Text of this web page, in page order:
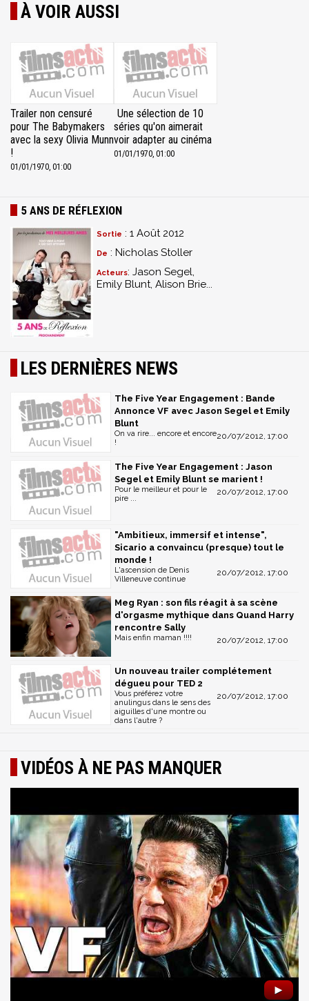
À VOIR AUSSI
Trailer non censuré
pour The Babymakers
avec la sexy Olivia Munn
!
01/01/1970, 01:00
Une sélection de 10
séries qu'on aimerait
voir adapter au cinéma
01/01/1970, 01:00
5 ANS DE RÉFLEXION
Sortie : 1 Août 2012
De : Nicholas Stoller
Acteurs: Jason Segel,
Emily Blunt, Alison Brie...
LES DERNIÈRES NEWS
The Five Year Engagement : Bande
Annonce VF avec Jason Segel et Emily
Blunt
20/07/2012, 17:00
On va rire... encore et encore
!
The Five Year Engagement : Jason
Segel et Emily Blunt se marient !
20/07/2012, 17:00
Pour le meilleur et pour le
pire ...
"Ambitieux, immersif et intense",
Sicario a convaincu (presque) tout le
monde !
20/07/2012, 17:00
L'ascension de Denis
Villeneuve continue
Meg Ryan : son fils réagit à sa scène
d'orgasme mythique dans Quand Harry
rencontre Sally
20/07/2012, 17:00
Mais enfin maman !!!!
Un nouveau trailer complétement
dégueu pour TED 2
20/07/2012, 17:00
Vous préférez votre
anulingus dans le sens des
aiguilles d'une montre ou
dans l'autre ?
VIDÉOS À NE PAS MANQUER
►